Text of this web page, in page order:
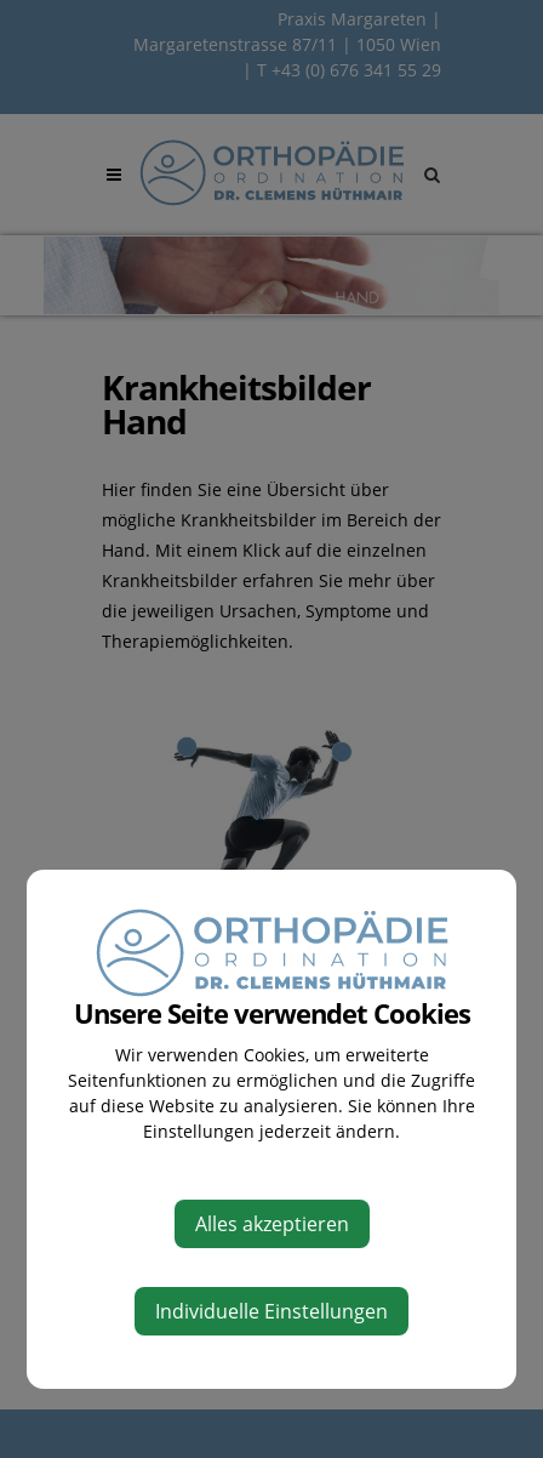
Praxis Margareten |
Margaretenstrasse 87/11 | 1050 Wien
| T +43 (0) 676 341 55 29
Site
Krankheitsbilder
Hand
Hier finden Sie eine Übersicht über
mögliche Krankheitsbilder im Bereich der
Hand. Mit einem Klick auf die einzelnen
Krankheitsbilder erfahren Sie mehr über
die jeweiligen Ursachen, Symptome und
Therapiemöglichkeiten.
Tendovaginits der Strecksehnen
Karpaltunnelsyndrom
schnellender Finger
Unsere Seite verwendet Cookies
Wir verwenden Cookies, um erweiterte
Seitenfunktionen zu ermöglichen und die Zugriffe
auf diese Website zu analysieren. Sie können Ihre
Einstellungen jederzeit ändern.
Alles akzeptieren
Individuelle Einstellungen